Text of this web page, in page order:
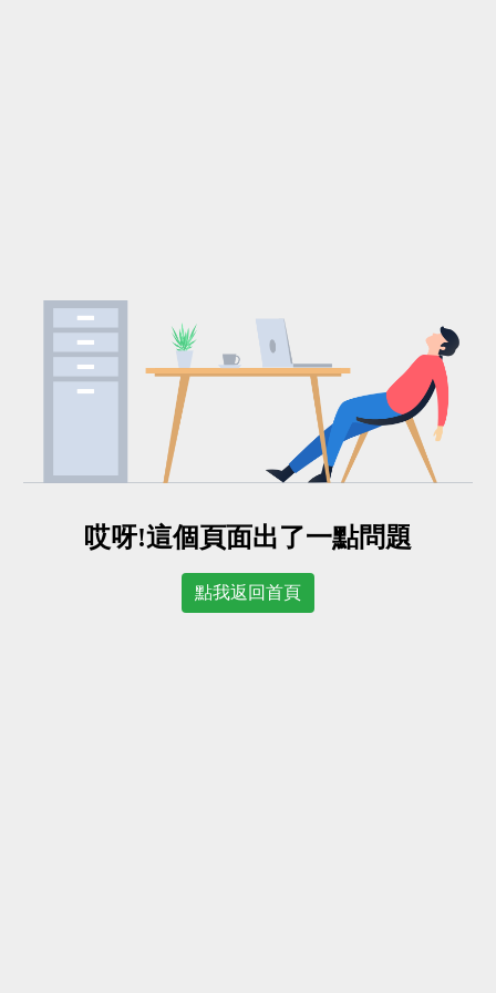
哎呀!這個頁面出了一點問題
點我返回首頁